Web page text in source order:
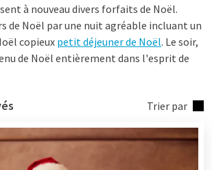
à nouveau divers forfaits de Noël.
de Noël par une nuit agréable incluant un
copieux petit déjeuner de Noël. Le soir,
de Noël entièrement dans l'esprit de
des forfaits de Noël chez Van der Valk
Trier par